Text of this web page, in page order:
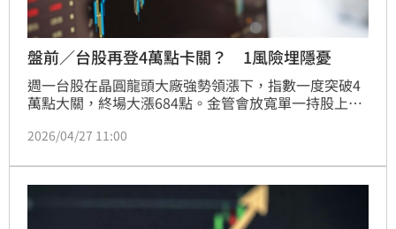
盤前／台股再登4萬點卡關？ 1風險埋隱憂
週一台股在晶圓龍頭大廠強勢領漲下，指數一度突破4
萬點大關，終場大漲684點。金管會放寬單一持股上限
股提供強勁支撐。儘管市場呈現「拉積盤」結構，但受
家指出，美股財報亮眼且地緣政治干擾鈍化，科技股獲
利可期，若AI趨勢股出現拉回，將是中長期佈局的佳
機，投資人可密切關注密集法說會動向。
2026/04/27 11:00